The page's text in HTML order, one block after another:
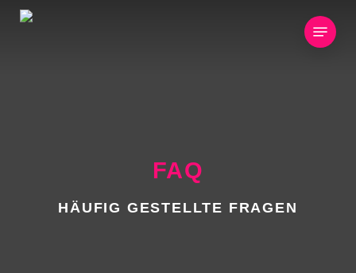
Skip
Menu
FAQ
HÄUFIG GESTELLTE FRAGEN